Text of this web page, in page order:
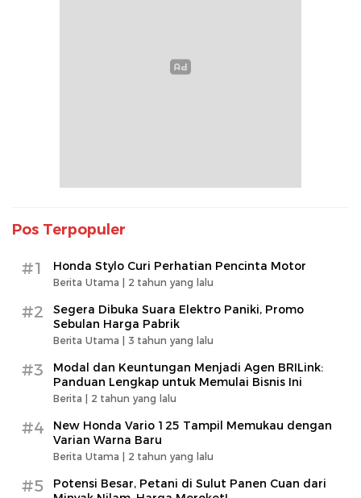
Pos Terpopuler
#1 Honda Stylo Curi Perhatian Pencinta Motor
Berita Utama | 2 tahun yang lalu
#2
Segera Dibuka Suara Elektro Paniki, Promo
Sebulan Harga Pabrik
Berita Utama | 3 tahun yang lalu
#3
Modal dan Keuntungan Menjadi Agen BRILink:
Panduan Lengkap untuk Memulai Bisnis Ini
Berita | 2 tahun yang lalu
#4
New Honda Vario 125 Tampil Memukau dengan
Varian Warna Baru
Berita Utama | 2 tahun yang lalu
#5
Potensi Besar, Petani di Sulut Panen Cuan dari